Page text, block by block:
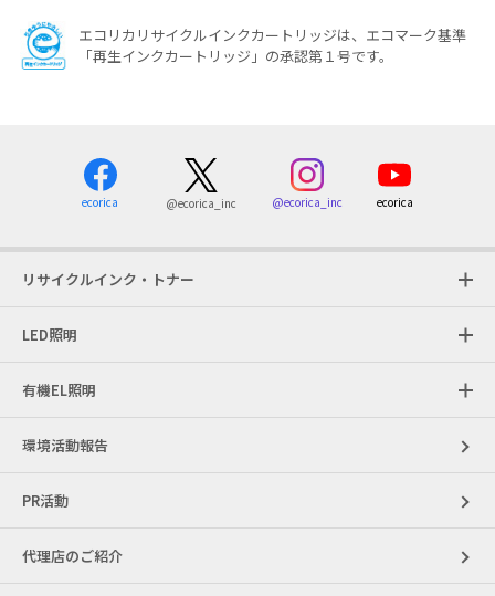
エコリカリサイクルインクカートリッジは、エコマーク基準
「再生インクカートリッジ」の承認第１号です。
ecorica @ecorica_inc @ecorica_inc ecorica
リサイクルインク・トナー
LED照明
有機EL照明
環境活動報告
PR活動
代理店のご紹介